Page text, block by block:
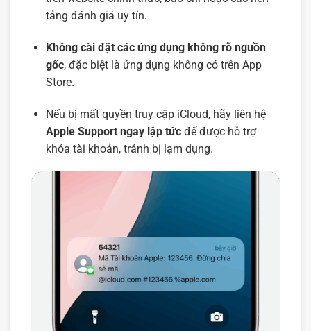
tảng đánh giá uy tín.
Không cài đặt các ứng dụng không rõ nguồn
gốc, đặc biệt là ứng dụng không có trên App
Store.
Nếu bị mất quyền truy cập iCloud, hãy liên hệ
Apple Support ngay lập tứcđể được hỗ trợ
khóa tài khoản, tránh bị lạm dụng.